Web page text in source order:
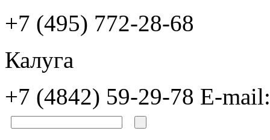
+7 (495) 772-28-68
Калуга
+7 (4842) 59-29-78 E-